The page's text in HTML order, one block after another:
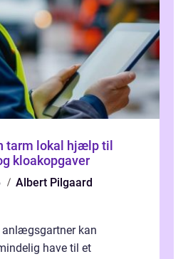
hjælp til
kloakopgaver
Albert Pilgaard
anlægsgartner kan
have til et